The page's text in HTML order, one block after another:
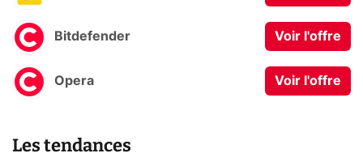
Bitdefender Voir l'offre
Opera Voir l'offre
Les tendances